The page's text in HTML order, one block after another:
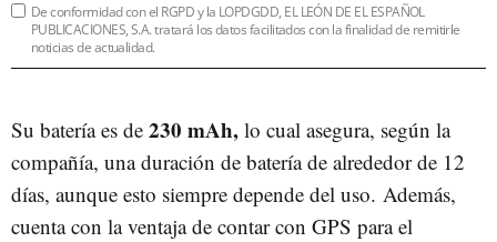
De conformidad con el RGPD y la LOPDGDD, EL LEÓN DE EL ESPAÑOL
PUBLICACIONES, S.A. tratará los datos facilitados con la finalidad de remitirle
noticias de actualidad.
Su batería es de 230 mAh, lo cual asegura, según la
compañía, una duración de batería de alrededor de 12
días, aunque esto siempre depende del uso. Además,
cuenta con la ventaja de contar con GPS para el